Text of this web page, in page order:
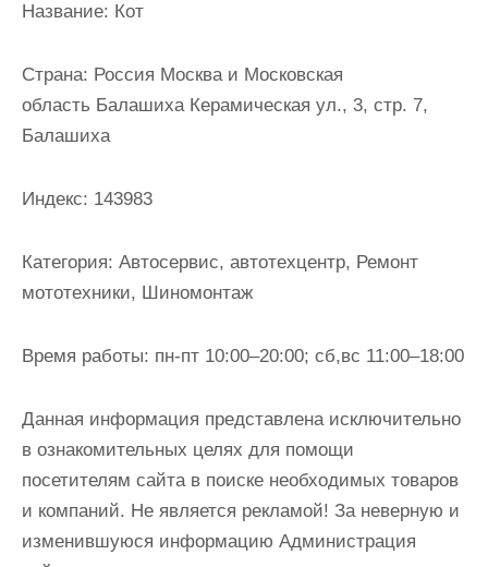
Название: Кот
Страна: Россия Москва и Московская
область Балашиха Керамическая ул., 3, стр. 7,
Балашиха
Индекс: 143983
Категория: Автосервис, автотехцентр, Ремонт
мототехники, Шиномонтаж
Время работы: пн-пт 10:00–20:00; сб,вс 11:00–18:00
Данная информация представлена исключительно
в ознакомительных целях для помощи
посетителям сайта в поиске необходимых товаров
и компаний. Не является рекламой! За неверную и
изменившуюся информацию Администрация